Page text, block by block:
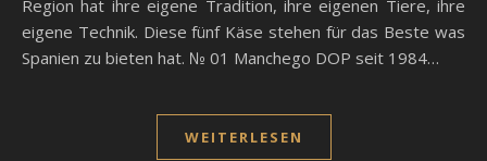
Region hat ihre eigene Tradition, ihre eigenen Tiere, ihre
eigene Technik. Diese fünf Käse stehen für das Beste was
Spanien zu bieten hat. № 01 Manchego DOP seit 1984…
WEITERLESEN